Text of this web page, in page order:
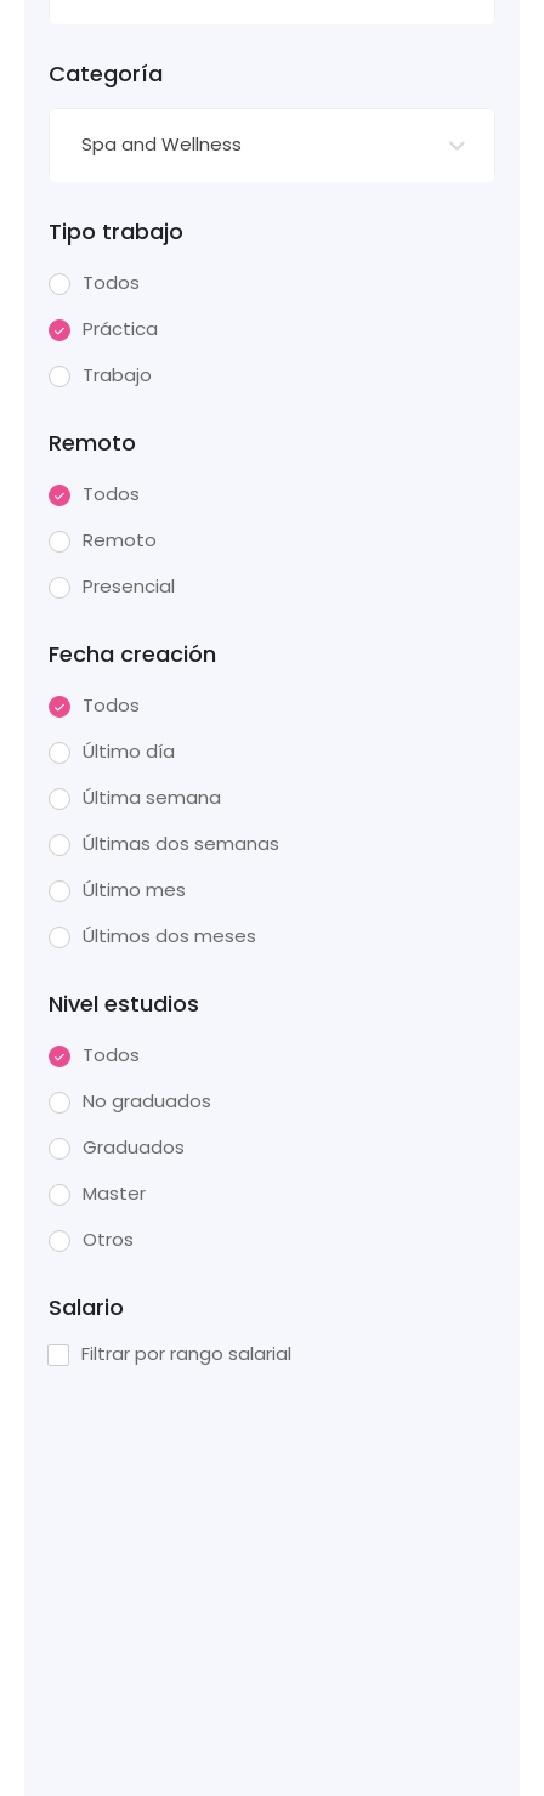
Categoría
Spa and Wellness
Tipo trabajo
Todos
Práctica
Trabajo
Remoto
Todos
Remoto
Presencial
Fecha creación
Todos
Último día
Última semana
Últimas dos semanas
Último mes
Últimos dos meses
Nivel estudios
Todos
No graduados
Graduados
Master
Otros
Salario
Filtrar por rango salarial